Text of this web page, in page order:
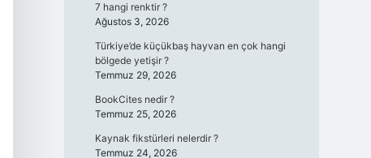
7 hangi renktir ?
Ağustos 3, 2026
Türkiye’de küçükbaş hayvan en çok hangi
bölgede yetişir ?
Temmuz 29, 2026
BookCites nedir ?
Temmuz 25, 2026
Kaynak fikstürleri nelerdir ?
Temmuz 24, 2026